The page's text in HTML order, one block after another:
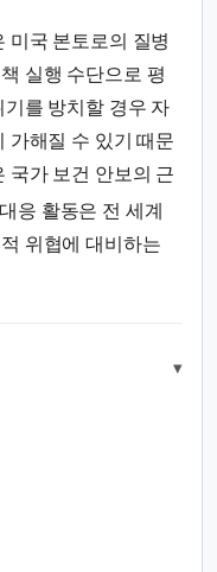
미국 본토로의 질병
실행 수단으로 평
를 방치할 경우 자
가해질 수 있기 때문
국가 보건 안보의 근
응 활동은 전 세계
위협에 대비하는
▾